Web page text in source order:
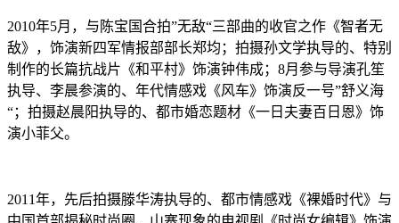
2010年5月，与陈宝国合拍”无敌“三部曲的收官之作《智者无
敌》，饰演新四军情报部部长郑均；拍摄孙文学执导的、特别
制作的长篇抗战片《和平村》饰演钟伟成；8月参与导演孔笙
执导、李晨参演的、年代情感戏《风车》饰演反一号”舒义海
“；拍摄赵晨阳执导的、都市婚恋题材《一日夫妻百日恩》饰
演小菲父。
2011年，先后拍摄滕华涛执导的、都市情感戏《裸婚时代》与